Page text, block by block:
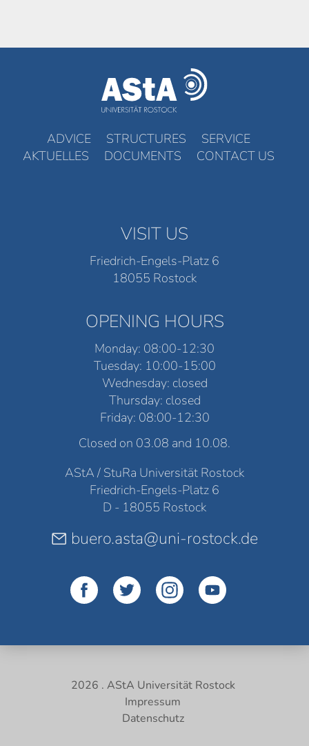
ADVICE STRUCTURES
SERVICE
AKTUELLES
DOCUMENTS CONTACT US
VISIT US
Friedrich-Engels-Platz 6
18055 Rostock
OPENING HOURS
Monday: 08:00-12:30
Tuesday: 10:00-15:00
Wednesday: closed
Thursday: closed
Friday: 08:00-12:30
Closed on 03.08 and 10.08.
AStA / StuRa Universität Rostock
Friedrich-Engels-Platz 6
D - 18055 Rostock
buero.asta@uni-rostock.de
2026 . AStA Universität Rostock
Impressum
Datenschutz